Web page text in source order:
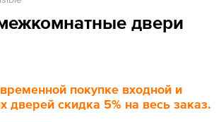
двери
покупке входной и
дверей скидка 5% на весь заказ.